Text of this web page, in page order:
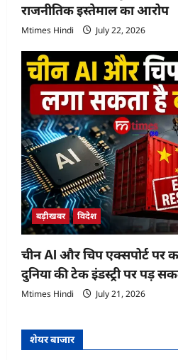
राजनीतिक इस्तेमाल का आरोप
Mtimes Hindi July 22, 2026
बड़ीखबर विदेश
चीन AI और चिप एक्सपोर्ट पर
दुनिया की टेक इंडस्ट्री पर पड़
Mtimes Hindi July 21, 2026
शेयर बाजार